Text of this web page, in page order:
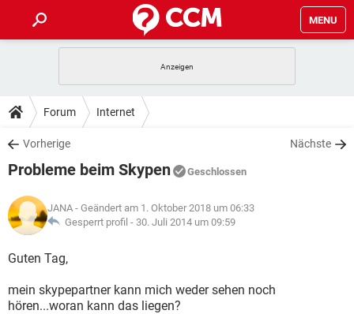
MENU
ANDROID
WINDOWS 10
WHATSAPP TIKTOK
FACEBOOK
TIPPS & TRICKS
SPIELE
WHATSAPP TIKTOK
FACEBOOK
DOWNLOADS
SPIELE STREAMING
ANDROID
WINDOWS 10 INSTAGRAM
WHATSAPP
SPIELE STREAMING
ANDROID
WINDOWS 10
WHATSAPP TIKTOK
LEXIKON
SPIELE
WINDOWS 10
Forum Internet
Vorherige Nächste
Probleme beim Skypen Geschlossen
JANA - Geändert am 1. Oktober 2018 um 06:33
Gesperrt profil - 30. Juli 2014 um 09:59
Guten Tag,
mein skypepartner kann mich weder sehen noch
hören...woran kann das liegen?